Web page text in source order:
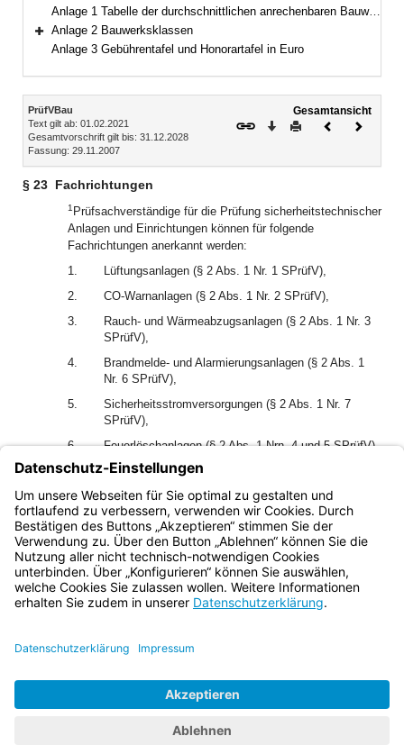
Anlage 1 Tabelle der durchschnittlichen anrechenbaren Bauwerte je Kubikmeter Brutto-Rauminhalt
Bereich erweitern
Anlage 2 Bauwerksklassen
Anlage 3 Gebührentafel und Honorartafel in Euro
Inhalt
PrüfVBau
Text gilt ab: 01.02.2021
Gesamtvorschrift gilt bis: 31.12.2028
Fassung: 29.11.2007
Gesamtansicht
Download
DruckenVorheriges
§ 23 Fachrichtungen
1 Prüfsachverständige für die Prüfung sicherheitstechnischer
Anlagen und Einrichtungen können für folgende
Fachrichtungen anerkannt werden:
1.
Lüftungsanlagen (§ 2 Abs. 1 Nr. 1 SPrüfV),
2.
CO-Warnanlagen (§ 2 Abs. 1 Nr. 2 SPrüfV),
3.
Rauch- und Wärmeabzugsanlagen (§ 2 Abs. 1 Nr. 3
SPrüfV),
4.
Brandmelde- und Alarmierungsanlagen (§ 2 Abs. 1
Nr. 6 SPrüfV),
5.
Sicherheitsstromversorgungen (§ 2 Abs. 1 Nr. 7
SPrüfV),
6.
Feuerlöschanlagen (§ 2 Abs. 1 Nrn. 4 und 5 SPrüfV).
Die Anerkennung nach Satz 1 Nr. 1 kann auf
Lüftungsanlagen für Garagen (§ 14 Abs. 1 der Garagen- und
Stellplatzverordnung) beschränkt werden.
Bayern.de
BayernPortal
Impressum